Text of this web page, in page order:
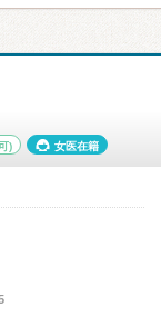
) 女医在籍